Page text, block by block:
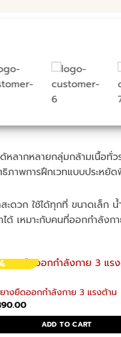
ด้หลากหลายกลุ่มกล้ามเนื้อทั่ว
ธิภาพการฝึกเวทแบบประหยั
ะดวก ใช้ได้ทุกที่ ขนาดเล็ก น้
าได้ เหมาะกับคนที่ออกกำลัง
างยืดออกกำลังกาย 3 แรงต้าน
Current
price
฿390.00.
ADD TO CART